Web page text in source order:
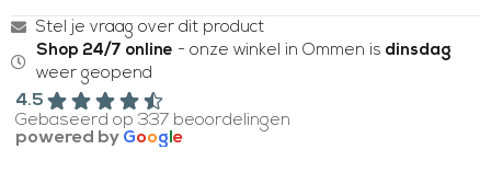
Stel je vraag over dit product
Shop 24/7 online - onze winkel in Ommen is dinsdag
weer geopend
4.5
Gebaseerd op 337 beoordelingen
powered by Goog e